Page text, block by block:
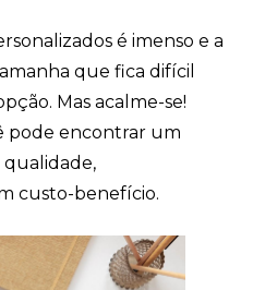
é imenso e a
que fica difícil
Mas acalme-se!
pode encontrar um
custo-benefício.